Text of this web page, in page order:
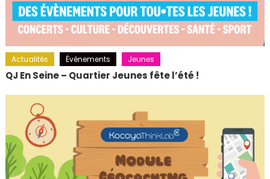
Actualités Événements Jeunes
QJ En Seine – Quartier Jeunes fête l’été !